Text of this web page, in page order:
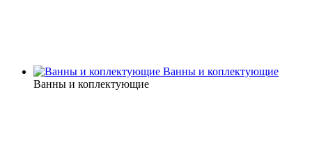
Ванны и коплектующие
Ванны и коплектующие